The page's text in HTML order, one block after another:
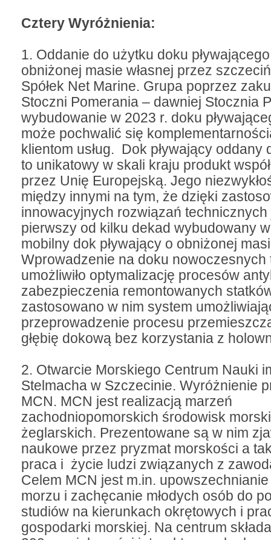
Cztery Wyróżnienia:
1. Oddanie do użytku doku
obniżonej masie własnej przez
Spółek Net Marine. Grupa poprzez
Stoczni Pomerania – dawniej Stocznia
wybudowanie w 2023 r. doku
może pochwalić się
klientom usług. Dok pływający oddany
to unikatowy w skali kraju produkt
przez Unię Europejską. Jego
między innymi na tym, że dzięki
innowacyjnych rozwiązań technicznych
pierwszy od kilku dekad wybudowany
mobilny dok pływający o obniżonej
Wprowadzenie na doku nowoczesnych
umożliwiło optymalizację procesów
zabezpieczenia remontowanych
zastosowano w nim system
przeprowadzenie procesu
głębię dokową bez korzystania z
2. Otwarcie Morskiego Centrum Nauki
Stelmacha w Szczecinie. Wyróżnienie
MCN. MCN jest realizacją marzeń
zachodniopomorskich środowisk
żeglarskich. Prezentowane są w nim
naukowe przez pryzmat morskości a
praca i życie ludzi związanych z
Celem MCN jest m.in.
morzu i zachęcanie młodych osób do
studiów na kierunkach okrętowych i
gospodarki morskiej. Na centrum